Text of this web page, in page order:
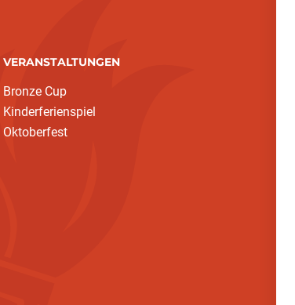
VERANSTALTUNGEN
Bronze Cup
Kinderferienspiel
Oktoberfest